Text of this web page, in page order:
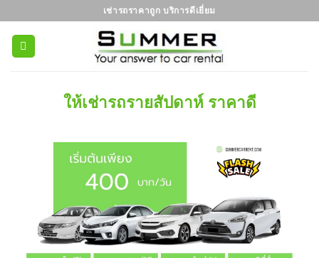
เนื้อหา
เช่ารถราคาถูก บริการดีเยี่ยม
ให้เช่ารถรายสัปดาห์ ราคาดี